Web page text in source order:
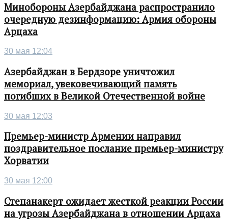
Минобороны Азербайджана распространило
очередную дезинформацию: Армия обороны
Арцаха
30 мая 12:04
Азербайджан в Бердзоре уничтожил
мемориал, увековечивающий память
погибших в Великой Отечественной войне
30 мая 12:03
Премьер-министр Армении направил
поздравительное послание премьер-министру
Хорватии
30 мая 12:00
Степанакерт ожидает жесткой реакции России
на угрозы Азербайджана в отношении Арцаха